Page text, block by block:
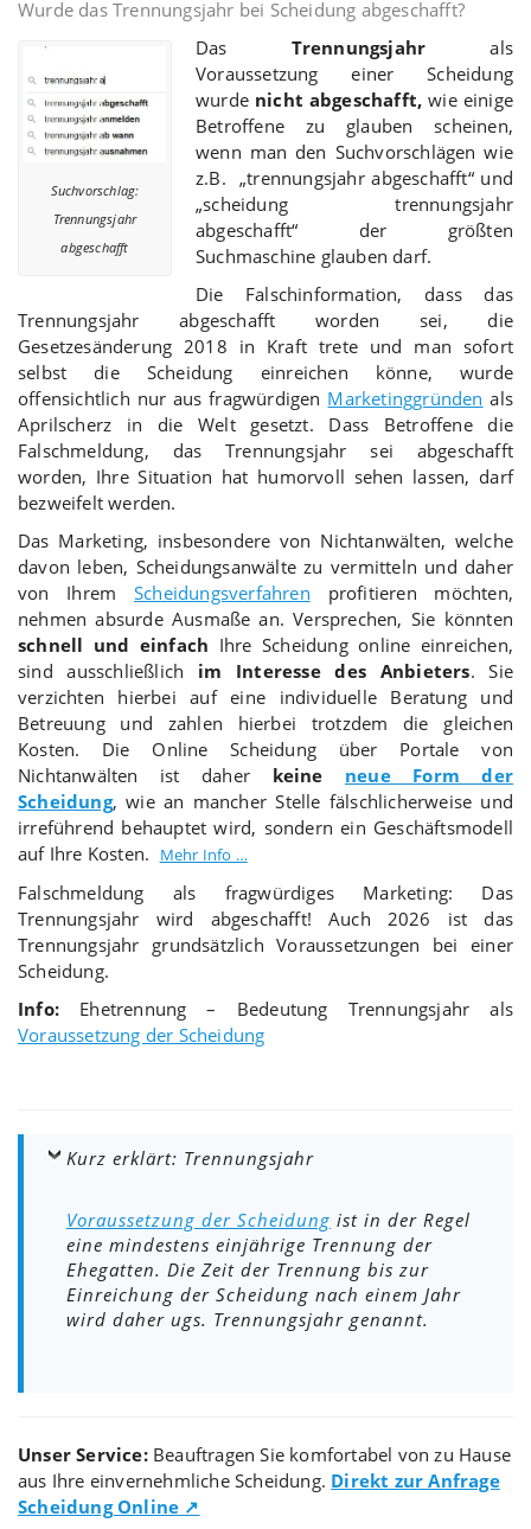
Wurde das Trennungsjahr bei Scheidung abgeschafft?
Suchvorschlag:
Trennungsjahr
abgeschafft
Das Trennungsjahr als
Voraussetzung einer Scheidung
wurde nicht abgeschafft, wie einige
Betroffene zu glauben scheinen,
wenn man den Suchvorschlägen wie
z.B. „trennungsjahr abgeschafft“ und
„scheidung trennungsjahr
abgeschafft“ der größten
Suchmaschine glauben darf.
Die Falschinformation, dass das
Trennungsjahr abgeschafft worden sei, die
Gesetzesänderung 2018 in Kraft trete und man sofort
selbst die Scheidung einreichen könne, wurde
offensichtlich nur aus fragwürdigen Marketinggründen als
Aprilscherz in die Welt gesetzt. Dass Betroffene die
Falschmeldung, das Trennungsjahr sei abgeschafft
worden, Ihre Situation hat humorvoll sehen lassen, darf
bezweifelt werden.
Das Marketing, insbesondere von Nichtanwälten, welche
davon leben, Scheidungsanwälte zu vermitteln und daher
von Ihrem Scheidungsverfahren profitieren möchten,
nehmen absurde Ausmaße an. Versprechen, Sie könnten
schnell und einfach Ihre Scheidung online einreichen,
sind ausschließlich im Interesse des Anbieters. Sie
verzichten hierbei auf eine individuelle Beratung und
Betreuung und zahlen hierbei trotzdem die gleichen
Kosten. Die Online Scheidung über Portale von
Nichtanwälten ist daher keine neue Form der
Scheidung, wie an mancher Stelle fälschlicherweise und
irreführend behauptet wird, sondern ein Geschäftsmodell
auf Ihre Kosten.
Mehr Info …
Falschmeldung als fragwürdiges Marketing: Das
Trennungsjahr wird abgeschafft! Auch 2026 ist das
Trennungsjahr grundsätzlich Voraussetzungen bei einer
Scheidung.
Info: Ehetrennung – Bedeutung Trennungsjahr als
Voraussetzung der Scheidung
Kurz erklärt: Trennungsjahr
Voraussetzung der Scheidung ist in der Regel
eine mindestens einjährige Trennung der
Ehegatten. Die Zeit der Trennung bis zur
Einreichung der Scheidung nach einem Jahr
wird daher ugs. Trennungsjahr genannt.
Unser Service:Beauftragen Sie komfortabel von zu Hause
aus Ihre einvernehmliche Scheidung. Direkt zur Anfrage
Scheidung Online ↗